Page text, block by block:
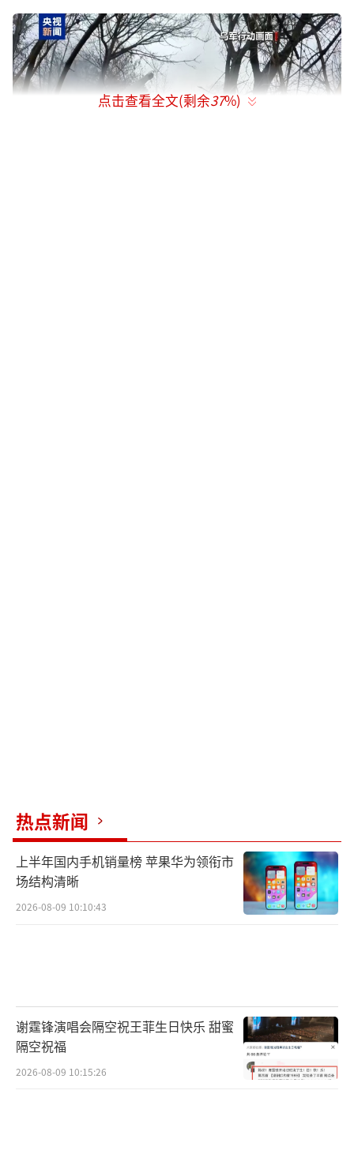
点击查看全文(剩余37%)
热点新闻
上半年国内手机销量榜 苹果华为领衔市
场结构清晰
2026-08-09 10:10:43
谢霆锋演唱会隔空祝王菲生日快乐 甜蜜
隔空祝福
2026-08-09 10:15:26